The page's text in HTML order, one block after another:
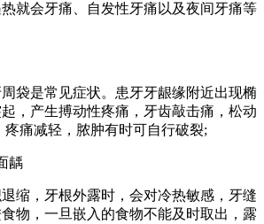
就会牙痛、自发性牙痛以及夜间牙痛等
是常见症状。患牙牙龈缘附近出现椭
，产生搏动性疼痛，牙齿敲击痛，松动
疼痛减轻，脓肿有时可自行破裂;
龋
，牙根外露时，会对冷热敏感，牙缝
物，一旦嵌入的食物不能及时取出，露